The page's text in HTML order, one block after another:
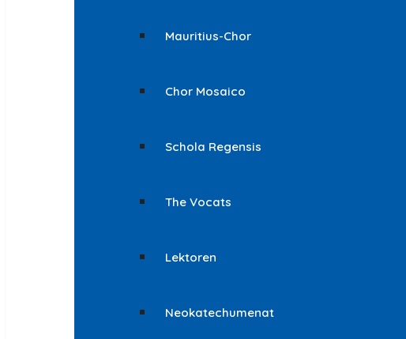
Mauritius-Chor
Chor Mosaico
Schola Regensis
The Vocats
Lektoren
Neokatechumenat